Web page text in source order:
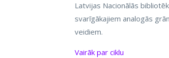
Latvijas Nacionālās
svarīgākajiem analogās
veidiem.
Vairāk par ciklu